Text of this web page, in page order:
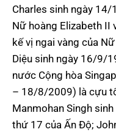
Charles sinh ngày
Nữ hoàng Elizabeth II
kế vị ngai vàng của
Diệu sinh ngày 16/9/
nước Cộng hòa
– 18/8/2009) là cựu
Manmohan Singh
thứ 17 của Ấn Độ;